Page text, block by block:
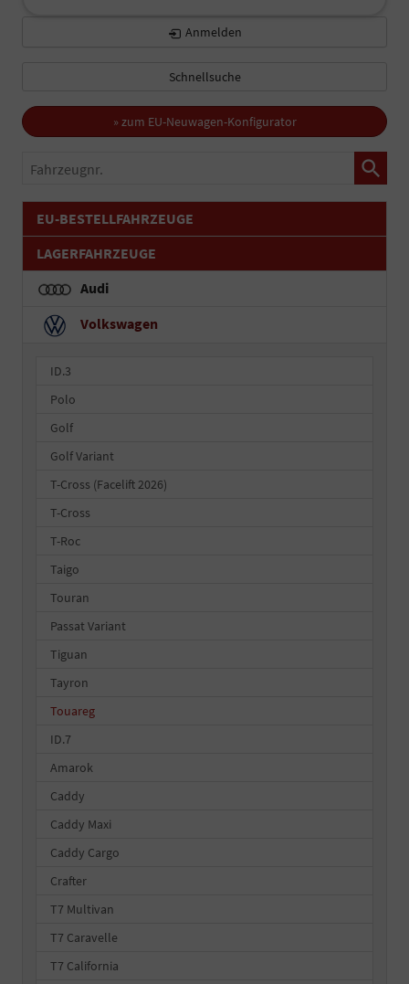
Anmelden
Schnellsuche
» zum EU-Neuwagen-Konfigurator
Fahrzeugnr.
EU-BESTELLFAHRZEUGE
LAGERFAHRZEUGE
Audi
Volkswagen
ID.3
Polo
Golf
Golf Variant
T-Cross (Facelift 2026)
T-Cross
T-Roc
Taigo
Touran
Passat Variant
Tiguan
Tayron
Touareg
ID.7
Amarok
Caddy
Caddy Maxi
Caddy Cargo
Crafter
T7 Multivan
T7 Caravelle
T7 California